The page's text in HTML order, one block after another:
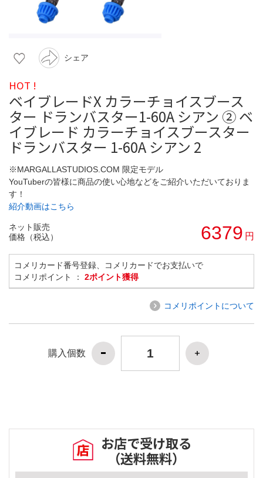
シェア
HOT !
ベイブレードX カラーチョイスブース
ター ドランバスター1-60A シアン ② ベ
イブレード カラーチョイスブースター
ドランバスター 1-60A シアン 2
※MARGALLASTUDIOS.COM 限定モデル
YouTuberの皆様に商品の使い心地などをご紹介いただいておりま
す！
紹介動画はこちら
ネット販売
価格（税込）
6379 円
コメリカード番号登録、コメリカードでお支払いで
コメリポイント ： 2ポイント獲得
コメリポイントについて
購入個数
お店で受け取る
（送料無料）